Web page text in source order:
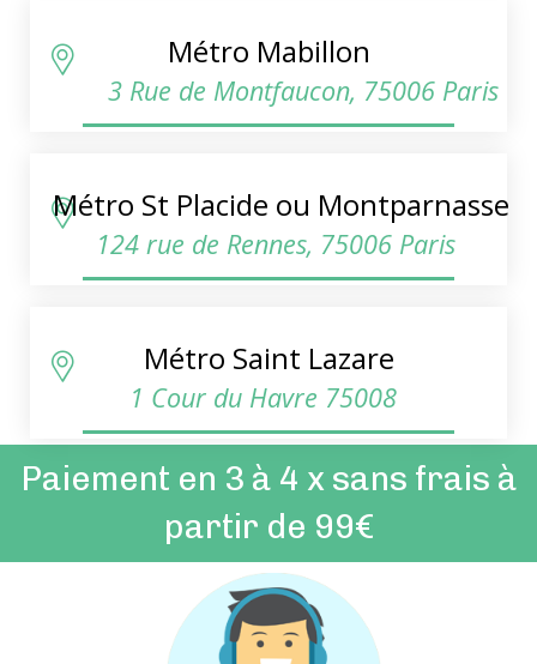
Métro Mabillon
3 Rue de Montfaucon, 75006 Paris
Métro St Placide ou Montparnasse
124 rue de Rennes, 75006 Paris
Métro Saint Lazare
1 Cour du Havre 75008
Paiement en 3 à 4 x sans frais à
partir de 99€